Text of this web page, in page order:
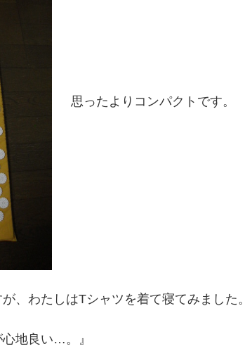
思ったよりコンパクトです。
、わたしはTシャツを着て寝てみました。
地良い…。』